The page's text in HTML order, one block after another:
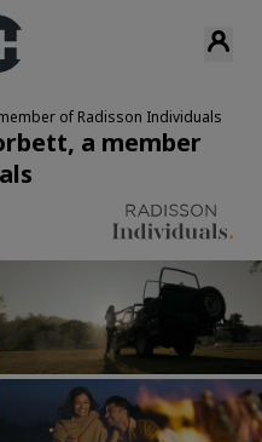
of Radisson Individuals
a member